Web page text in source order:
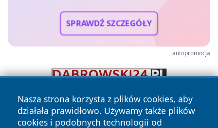
SPRAWDŹ SZCZEGÓŁY
autopromocja
Nasza strona korzysta z plików cookies, aby
działała prawidłowo. Używamy także plików
cookies i podobnych technologii od